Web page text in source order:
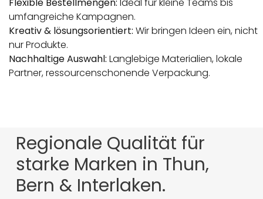
umfangreiche Kampagnen.
Kreativ & lösungsorientiert: Wir bringen Ideen ein, nicht
nur Produkte.
Nachhaltige Auswahl: Langlebige Materialien, lokale
Partner, ressourcenschonende Verpackung.
Regionale Qualität für
starke Marken in Thun,
Bern & Interlaken.